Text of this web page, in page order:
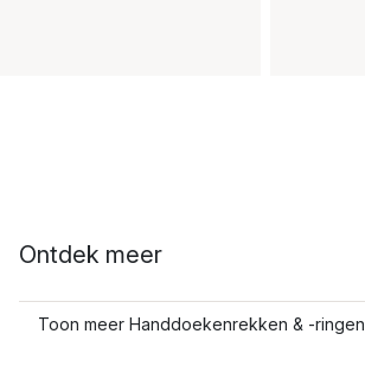
Ontdek meer
Toon meer Handdoekenrekken & -ringen